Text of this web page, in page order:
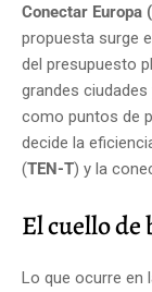
Conectar Europa
propuesta surge
del presupuesto
grandes
como puntos de
decide la
(TEN-T) y la
El cuello
Lo que ocurre en